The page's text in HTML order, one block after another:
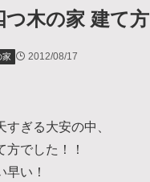
つ木の家 建て方
家 2012/08/17
すぎる大安の中、
方でした！！
早い！